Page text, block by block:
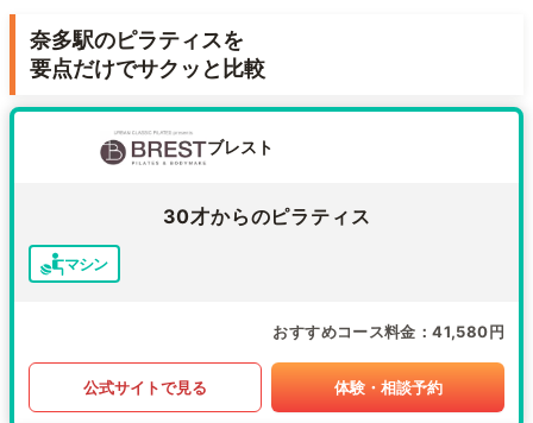
奈多駅のピラティスを
要点だけでサクッと比較
ブレスト
30才からのピラティス
マシン
おすすめコース料金 41,580円
公式サイトで見る 体験・相談予約